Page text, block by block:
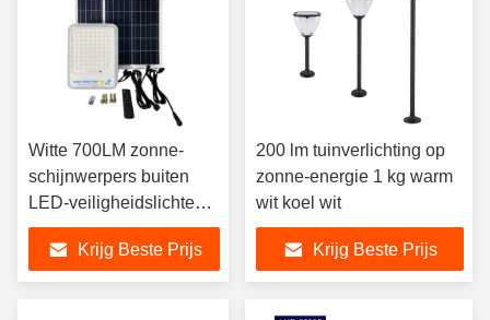
Witte 700LM zonne-
schijnwerpers buiten
LED-veiligheidslichten
waterdicht IP44 voor
tuintuinKrijg Beste Prijs
200 lm tuinverlichting op
zonne-energie 1 kg warm
wit koel wit
Krijg Beste Prijs